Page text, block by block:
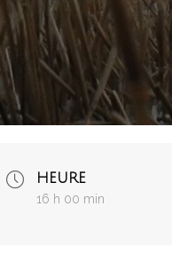
HEURE
16 h 00 min